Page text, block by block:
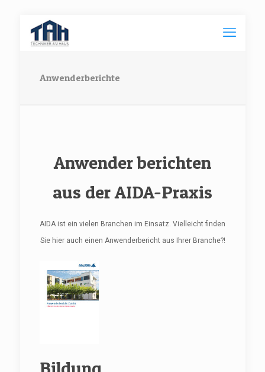
Anwenderberichte
Anwender berichten
aus der AIDA-Praxis
AIDA ist ein vielen Branchen im Einsatz. Vielleicht finden
Sie hier auch einen Anwenderbericht aus Ihrer Branche?!